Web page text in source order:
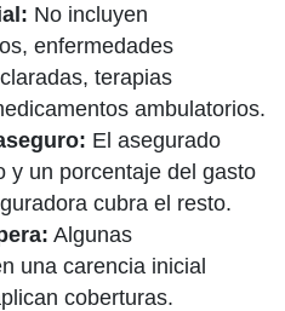
No incluyen
enfermedades
terapias
ambulatorios.
El asegurado
y un porcentaje del gasto
cubra el resto.
Algunas
una carencia inicial
coberturas.